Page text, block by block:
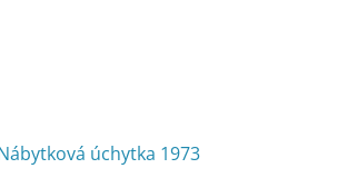
úchytka 1973